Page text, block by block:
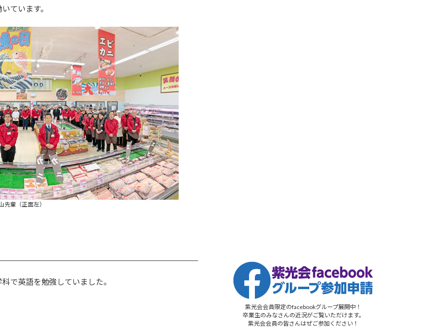
ています。
先輩（正面左）
で英語を勉強していました。
紫光会会員限定のfacebookグループ展開中！
卒業生のみなさんの近況がご覧いただけます。
紫光会会員の皆さんはぜご参加ください！